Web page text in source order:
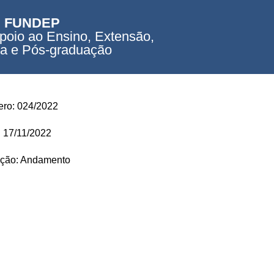
FUNDEP
ao Ensino, Extensão,
e Pós-graduação
024/2022
17/11/2022
Andamento